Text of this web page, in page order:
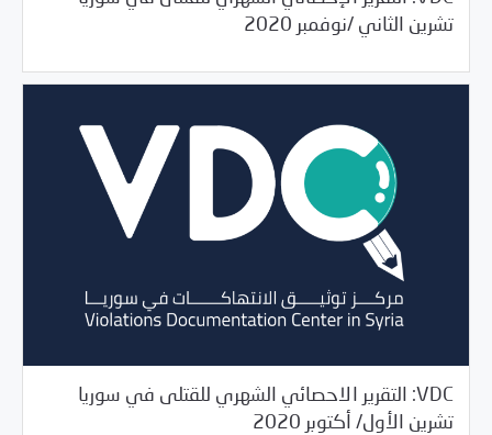
تشرين الثاني /نوفمبر 2020
12/16/2020 مرصد الانتهاكات
VDC: التقرير الاحصائي الشهري للقتلى في سوريا
تشرين الأول/ أكتوبر 2020
11/10/2020 مرصد الانتهاكات